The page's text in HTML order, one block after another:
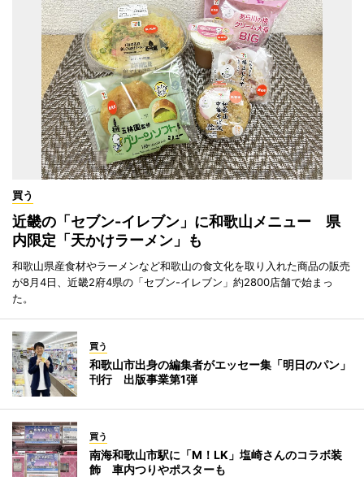
買う
近畿の「セブン-イレブン」に和歌山メニュー 県
内限定「天かけラーメン」も
和歌山県産食材やラーメンなど和歌山の食文化を取り入れた商品の販売
が8月4日、近畿2府4県の「セブン-イレブン」約2800店舗で始まっ
た。
買う
和歌山市出身の編集者がエッセー集「明日のパン」
刊行 出版事業第1弾
買う
南海和歌山市駅に「M！LK」塩崎さんのコラボ装
飾 車内つりやポスターも